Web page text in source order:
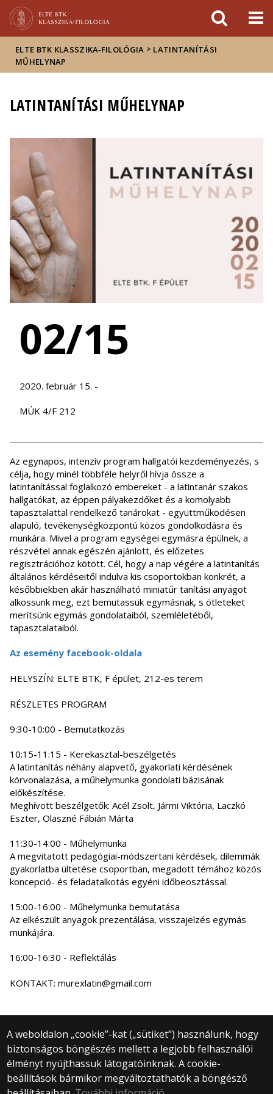
sajtóban
ELTE BTK KLASSZIKA‑FILOLÓGIA > LATINTANÍTÁSI
MŰHELYNAP
LATINTANÍTÁSI MŰHELYNAP
02/15
2020. február 15. -
MÚK 4/F 212
Az egynapos, intenzív program hallgatói kezdeményezés, s
célja, hogy minél többféle helyről hívja össze a
latintanítással foglalkozó embereket - a latintanár szakos
hallgatókat, az éppen pályakezdőket és a komolyabb
tapasztalattal rendelkező tanárokat - együttműködésen
alapuló, tevékenységközpontú közös gondolkodásra és
munkára. Mivel a program egységei egymásra épülnek, a
részvétel annak egészén ajánlott, és előzetes
regisztrációhoz kötött. Cél, hogy a nap végére a latintanítás
általános kérdéseitől indulva kis csoportokban konkrét, a
későbbiekben akár használható miniatűr tanítási anyagot
alkossunk meg, ezt bemutassuk egymásnak, s ötleteket
merítsünk egymás gondolataiból, szemléletéből,
tapasztalataiból.
Az esemény facebook-oldala
HELYSZÍN: ELTE BTK, F épület, 212-es terem
RÉSZLETES PROGRAM
9:30-10:00 - Bemutatkozás
10:15-11:15 - Kerekasztal-beszélgetés
A latintanítás néhány alapvető, gyakorlati kérdésének
körvonalazása, a műhelymunka gondolati bázisának
előkészítése.
Meghívott beszélgetők: Acél Zsolt, Jármi Viktória, Laczkó
Eszter, Olaszné Fábián Márta
11:30-14:00 - Műhelymunka
A megvitatott pedagógiai-módszertani kérdések, dilemmák
gyakorlatba ültetése csoportban, megadott témához közös
koncepció- és feladatalkotás egyéni időbeosztással.
15:00-16:00 - Műhelymunka bemutatása
Az elkészült anyagok prezentálása, visszajelzés egymás
munkájára.
16:00-16:30 - Reflektálás
KONTAKT: murexlatin@gmail.com
A weboldalon „cookie”-kat („sütiket”) használunk, hogy
biztonságos böngészés mellett a legjobb felhasználói
élményt nyújthassuk látogatóinknak. A cookie-
beállítások bármikor megváltoztathatók a böngésző
© 2025 Eötvös Loránd Tudományegyetem
Minden jog fenntartva.
1053 Budapest, Egyetem tér 1–3.